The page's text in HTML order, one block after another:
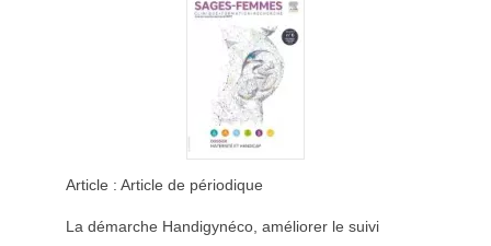
Article : Article de périodique
La démarche Handigynéco, améliorer le suivi